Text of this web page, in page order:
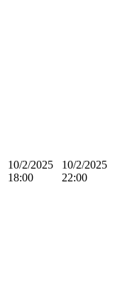
10/2/2025
18:00
10/2/2025
22:00